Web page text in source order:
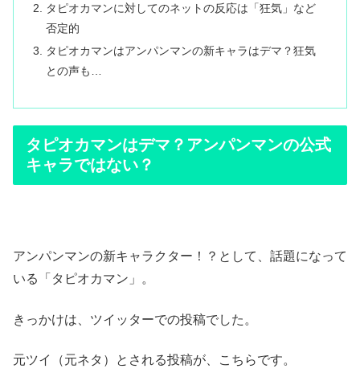
タピオカマンに対してのネットの反応は「狂気」など
否定的
タピオカマンはアンパンマンの新キャラはデマ？狂気
との声も…
タピオカマンはデマ？アンパンマンの公式
キャラではない？
アンパンマンの新キャラクター！？として、話題になって
いる「タピオカマン」。
きっかけは、ツイッターでの投稿でした。
元ツイ（元ネタ）とされる投稿が、こちらです。